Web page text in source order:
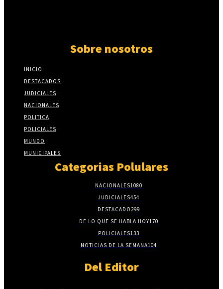
Sobre nosotros
INICIO
DESTACADOS
JUDICIALES
NACIONALES
POLITICA
POLICIALES
MUNDO
MUNICIPALES
Categorias Polulares
NACIONALES1080
JUDICIALES454
DESTACADO299
DE LO QUE SE HABLA HOY170
POLICIALES133
NOTICIAS DE LA SEMANA104
Del Editor